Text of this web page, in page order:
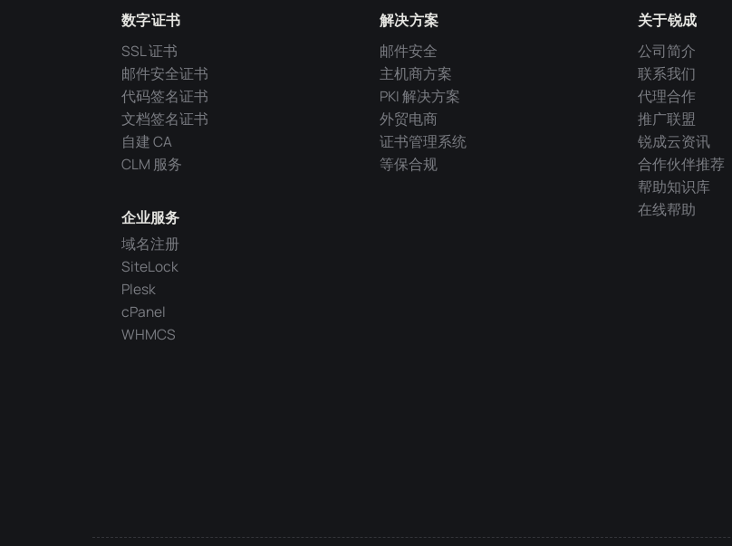
数字证书
SSL 证书
邮件安全证书
代码签名证书
文档签名证书
自建 CA
CLM 服务
企业服务
域名注册
SiteLock
Plesk
cPanel
WHMCS
解决方案
邮件安全
主机商方案
PKI 解决方案
外贸电商
证书管理系统
等保合规
关于锐成
公司简介
联系我们
代理合作
推广联盟
锐成云资讯
合作伙伴推荐
帮助知识库
在线帮助